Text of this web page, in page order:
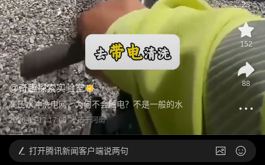
@奇趣探索实验室
高压水冲洗电网，为何不会触电？不是一般的水
2026-05-17 17:05 发布于河南
23
152
88
打开腾讯新闻客户端说两句